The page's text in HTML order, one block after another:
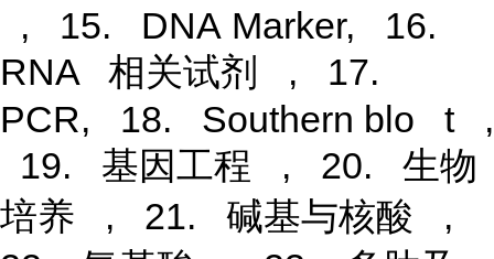
, 15. DNA Marker, 16.
RNA 相关试剂 , 17.
PCR, 18. Southern blo t ,
19. 基因工程 , 20. 生物
培养 , 21. 碱基与核酸 ,